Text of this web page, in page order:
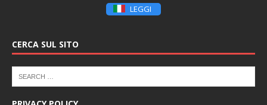
LEGGI
CERCA SUL SITO